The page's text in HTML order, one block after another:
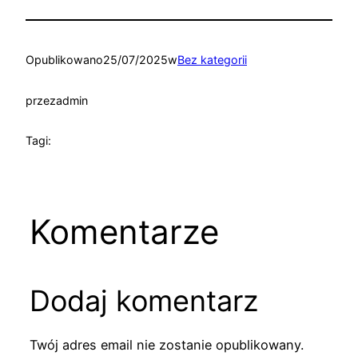
Opublikowano25/07/2025wBez kategorii
przezadmin
Tagi:
Komentarze
Dodaj komentarz
Twój adres email nie zostanie opublikowany.